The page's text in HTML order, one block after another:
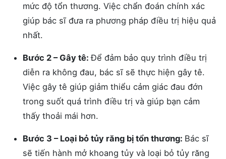
mức độ tổn thương. Việc chẩn đoán chính xác
giúp bác sĩ đưa ra phương pháp điều trị hiệu quả
nhất.
Bước 2 – Gây tê:Để đảm bảo quy trình điều trị
diễn ra không đau, bác sĩ sẽ thực hiện gây tê.
Việc gây tê giúp giảm thiểu cảm giác đau đớn
trong suốt quá trình điều trị và giúp bạn cảm
thấy thoải mái hơn.
Bước 3 – Loại bỏ tủy răng bị tổn thương: Bác sĩ
sẽ tiến hành mở khoang tủy và loại bỏ tủy răng